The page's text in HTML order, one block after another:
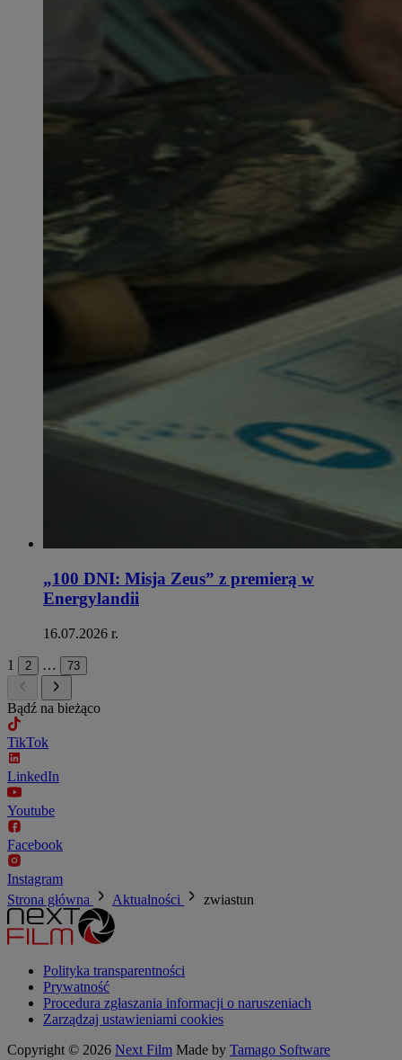
„100 DNI: Misja Zeus” z premierą w
Energylandii
16.07.2026 r.
1 2 … 73
Bądź na bieżąco
TikTok
LinkedIn
Youtube
Facebook
Instagram
Strona główna
Aktualności zwiastun
Polityka transparentności
Prywatność
Procedura zgłaszania informacji o naruszeniach
Zarządzaj ustawieniami cookies
Copyright © 2026 Next Film Made by Tamago Software